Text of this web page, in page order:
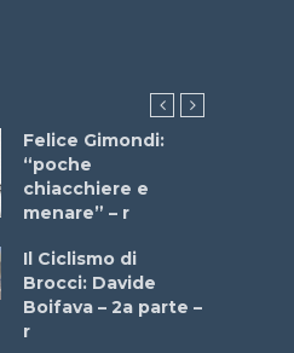
Felice Gimondi:
“poche
chiacchiere e
menare” – r
Il Ciclismo di
Brocci: Davide
Boifava – 2a parte –
r